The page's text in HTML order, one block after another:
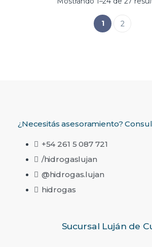
1 2
¿Necesitás asesoramiento?
+54 261 5 087 721
/hidrogaslujan
@hidrogas.lujan
hidrogas
Sucursal Luján de